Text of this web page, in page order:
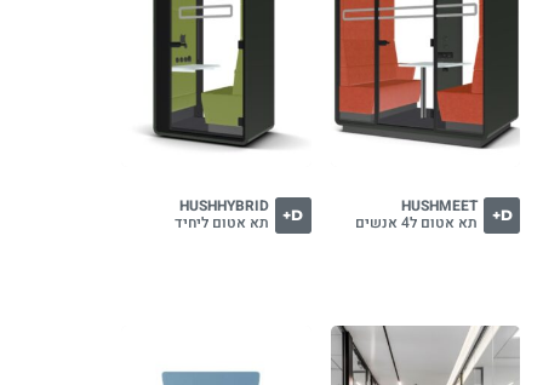
D+
HUSHMEET
תא אטום ל4 אנשים D+
HUSHHYBRID
תא אטום ליחיד